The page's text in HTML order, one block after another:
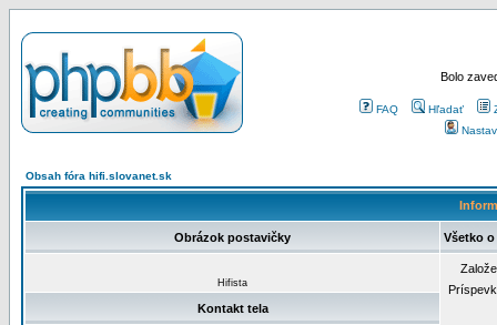
Bolo
FAQ Hľadať
Obsah fóra hifi.slovanet.sk
Obrázok postavičky Všetko
Hifista
Kontakt tela